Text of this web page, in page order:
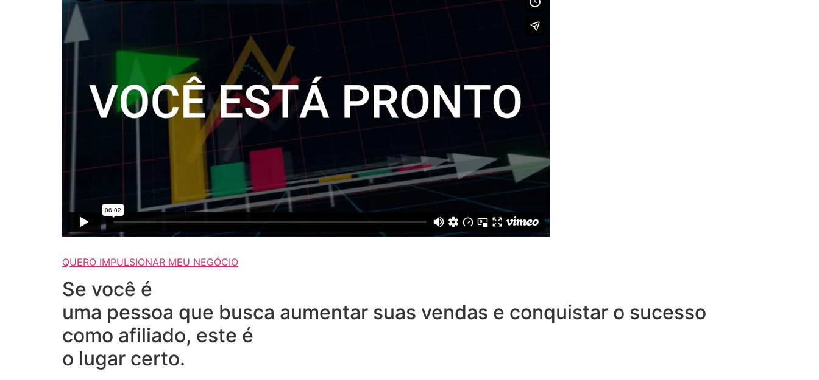
QUERO IMPULSIONAR MEU NEGÓCIO
Se você é
uma pessoa que busca aumentar suas vendas e conquistar o sucesso
como afiliado, este é
o lugar certo.